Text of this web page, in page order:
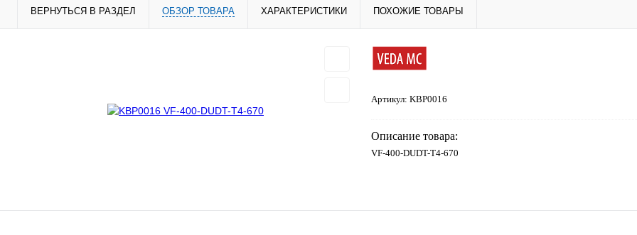
ВЕРНУТЬСЯ В РАЗДЕЛ ОБЗОР ТОВАРА ХАРАКТЕРИСТИКИ ПОХОЖИЕ ТОВАРЫ
Артикул: KBP0016
Описание товара:
VF-400-DUDT-T4-670